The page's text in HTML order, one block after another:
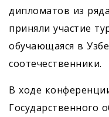
дипломатов из
приняли участие
обучающаяся в
соотечественники.
В ходе
Государственного